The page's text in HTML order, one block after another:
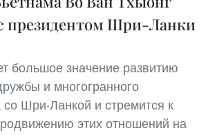
президентом Шри-Ланки
большое значение развитию
и многогранного
со Шри-Ланкой и стремится к
этих отношений на